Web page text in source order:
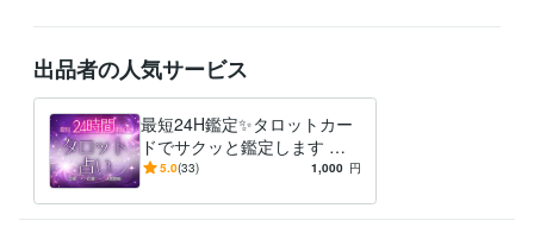
職歴
受賞歴
レギュラーランク シルバーランク ゴールドランク
資格・検定
メンタル心理カウンセラー
チャイルドカウンセラー 取得年 : 2022年
出品者の人気サービス
最短24H鑑定✨タロットカー
ドでサクッと鑑定します 片
思い、復縁、不倫、結婚、縁
愛、♡
5.0(33) 1,000 円